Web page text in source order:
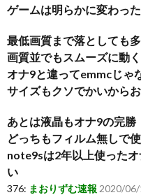
ゲームは明らかに変わった
最低画質まで落としても
画質並でもスムーズに動
オナ9と違ってemmcじゃ
サイズもクソでかいから
あとは液晶もオナ9の完勝
どっちもフィルム無しで使
note9sは2年以上使った
い
376: まおりずむ速報 2020/06/